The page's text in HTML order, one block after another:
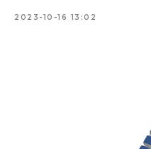
2023-10-16 13:02